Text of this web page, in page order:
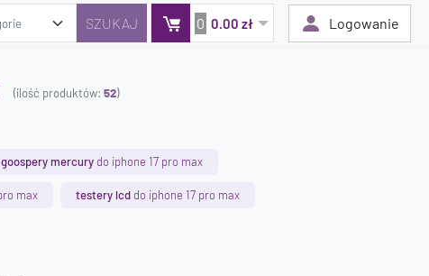
0 0.00 zł Logowanie
(ilość produktów: 52)
goospery mercury do iphone 17 pro max
max testery lcd do iphone 17 pro max